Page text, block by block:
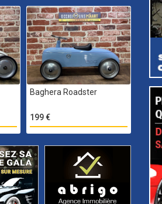
Baghera Roadster
199 €